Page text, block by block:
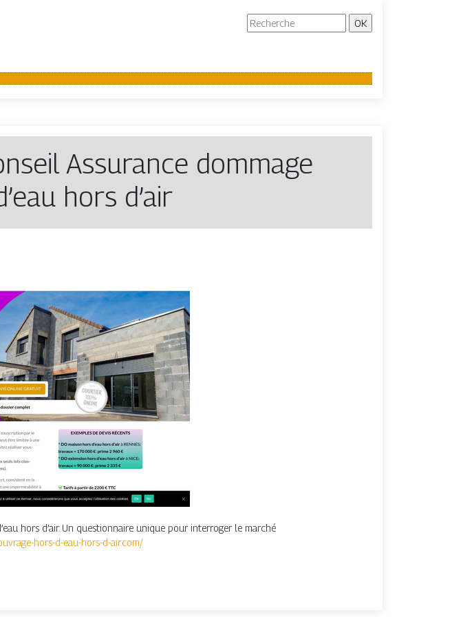
Assurance dommage
hors d’air
hors d’air. Un questionnaire unique pour interroger le marché
hors-d-eau-hors-d-air.com/